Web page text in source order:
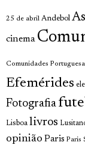
25 de abril Andebol
cinema
Comunidades
Efemérides
Fotografia
Lisboa livros
opinião Paris Paris